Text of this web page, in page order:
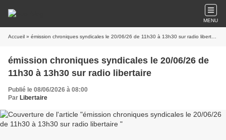
MENU
Accueil » émission chroniques syndicales le 20/06/26 de 11h30 à 13h30 sur radio libertaire
émission chroniques syndicales le 20/06/26 de
11h30 à 13h30 sur radio libertaire
Publié le 08/06/2026 à 08:00
Par Libertaire